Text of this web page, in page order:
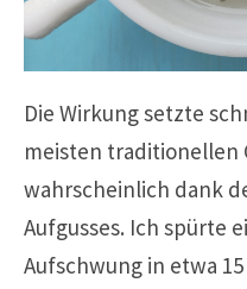
Die Wirkung setzte
meisten traditionellen
wahrscheinlich dank
Aufgusses. Ich spürte
Aufschwung in etwa